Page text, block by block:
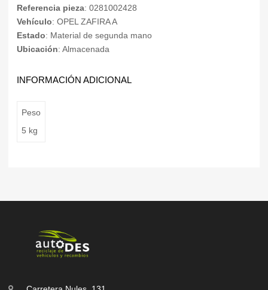
Referencia pieza: 0281002428
Vehículo: OPEL ZAFIRA A
Estado: Material de segunda mano
Ubicación: Almacenada
INFORMACIÓN ADICIONAL
Peso
5 kg